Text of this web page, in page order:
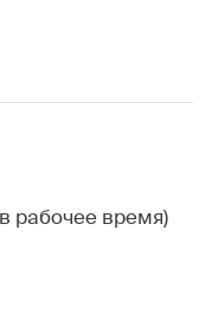
рабочее время)